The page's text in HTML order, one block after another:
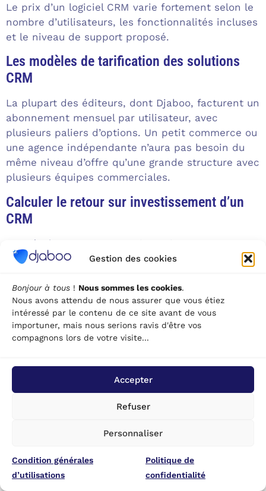
Gestion des cookies
Bonjour à tous ! Nous sommes les cookies.
Nous avons attendu de nous assurer que vous étiez
intéressé par le contenu de ce site avant de vous
importuner, mais nous serions ravis d'être vos
compagnons lors de votre visite...
Accepter
Refuser
Personnaliser
Condition générales
d’utilisations
Politique de
confidentialité
Le prix d’un logiciel CRM varie fortement selon le
nombre d’utilisateurs, les fonctionnalités incluses
et le niveau de support proposé.
Les modèles de tarification des solutions
CRM
La plupart des éditeurs, dont Djaboo, facturent un
abonnement mensuel par utilisateur, avec
plusieurs paliers d’options. Un petit commerce ou
une agence indépendante n’aura pas besoin du
même niveau d’offre qu’une grande structure avec
plusieurs équipes commerciales.
Calculer le retour sur investissement d’un
CRM
Pour évaluer ce retour sur investissement,
comparez le coût mensuel à ce que chaque
ventes mieux suivies, et à la réduction des ventes
perdues faute de relance. Pour la plupart des
entreprises, ce calcul penche rapidement en sa
faveur, dès que l’équipe dépasse quelques
CRM et RGPD : encadrer la
gestion des données
En résumé, un CRM bien choisi combine trois
piliers : centraliser l’information client, faciliter le